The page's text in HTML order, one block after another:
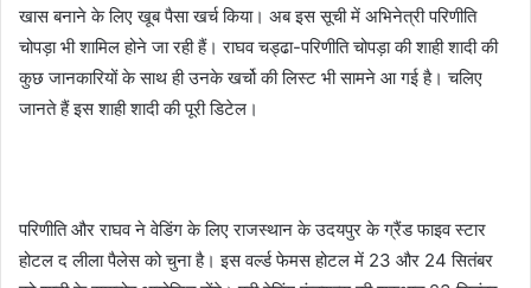
i
l
खास बनाने के लिए खूब पैसा खर्च किया। अब इस सूची में अभिनेत्री परिणीति
चोपड़ा भी शामिल होने जा रही हैं। राघव चड्ढा-परिणीति चोपड़ा की शाही शादी की
कुछ जानकारियों के साथ ही उनके खर्चो की लिस्ट भी सामने आ गई है। चलिए
जानते हैं इस शाही शादी की पूरी डिटेल।
परिणीति और राघव ने वेडिंग के लिए राजस्थान के उदयपुर के ग्रैंड फाइव स्टार
होटल द लीला पैलेस को चुना है। इस वर्ल्ड फेमस होटल में 23 और 24 सितंबर